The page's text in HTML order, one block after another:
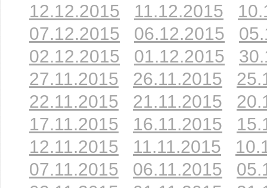
12.12.2015
11.12.2015
07.12.2015
06.12.2015
02.12.2015
01.12.2015
27.11.2015
26.11.2015
22.11.2015
21.11.2015
17.11.2015
16.11.2015
12.11.2015
11.11.2015
07.11.2015
06.11.2015